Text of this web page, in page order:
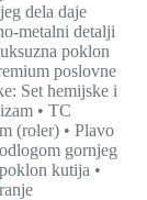
dela daje
metalni detalji
poklon
poslovne
Set hemijske i
• TC
(roler) • Plavo
gornjeg
kutija •